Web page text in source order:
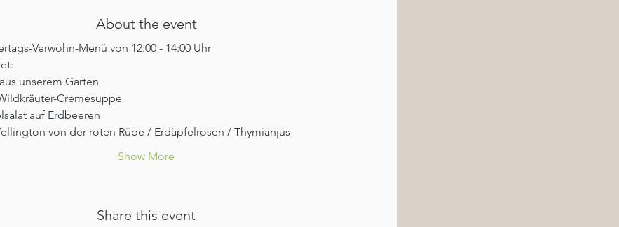
About the event
Verwöhn-Menü von 12:00 - 14:00 Uhr
unserem Garten
Cremesuppe
auf Erdbeeren
von der roten Rübe / Erdäpfelrosen / Thymianjus
Show More
Share this event